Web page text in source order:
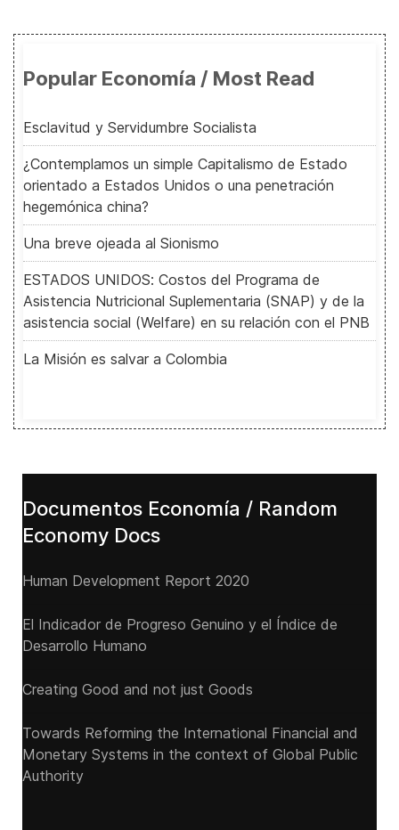
Popular Economía / Most Read
Esclavitud y Servidumbre Socialista
¿Contemplamos un simple Capitalismo de Estado
orientado a Estados Unidos o una penetración
hegemónica china?
Una breve ojeada al Sionismo
ESTADOS UNIDOS: Costos del Programa de
Asistencia Nutricional Suplementaria (SNAP) y de la
asistencia social (Welfare) en su relación con el PNB
La Misión es salvar a Colombia
Documentos Economía / Random
Economy Docs
Human Development Report 2020
El Indicador de Progreso Genuino y el Índice de
Desarrollo Humano
Creating Good and not just Goods
Towards Reforming the International Financial and
Monetary Systems in the context of Global Public
Authority